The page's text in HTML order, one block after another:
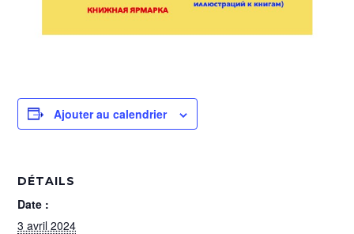
Ajouter au calendrier
DÉTAILS
Date :
3 avril 2024